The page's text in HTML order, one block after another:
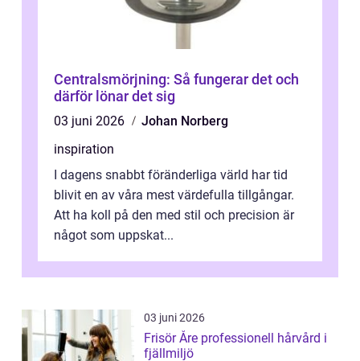
Centralsmörjning: Så fungerar det och
därför lönar det sig
03 juni 2026
Johan Norberg
inspiration
I dagens snabbt föränderliga värld har tid
blivit en av våra mest värdefulla tillgångar.
Att ha koll på den med stil och precision är
något som uppskat...
03 juni 2026
Frisör Åre professionell hårvård i
fjällmiljö